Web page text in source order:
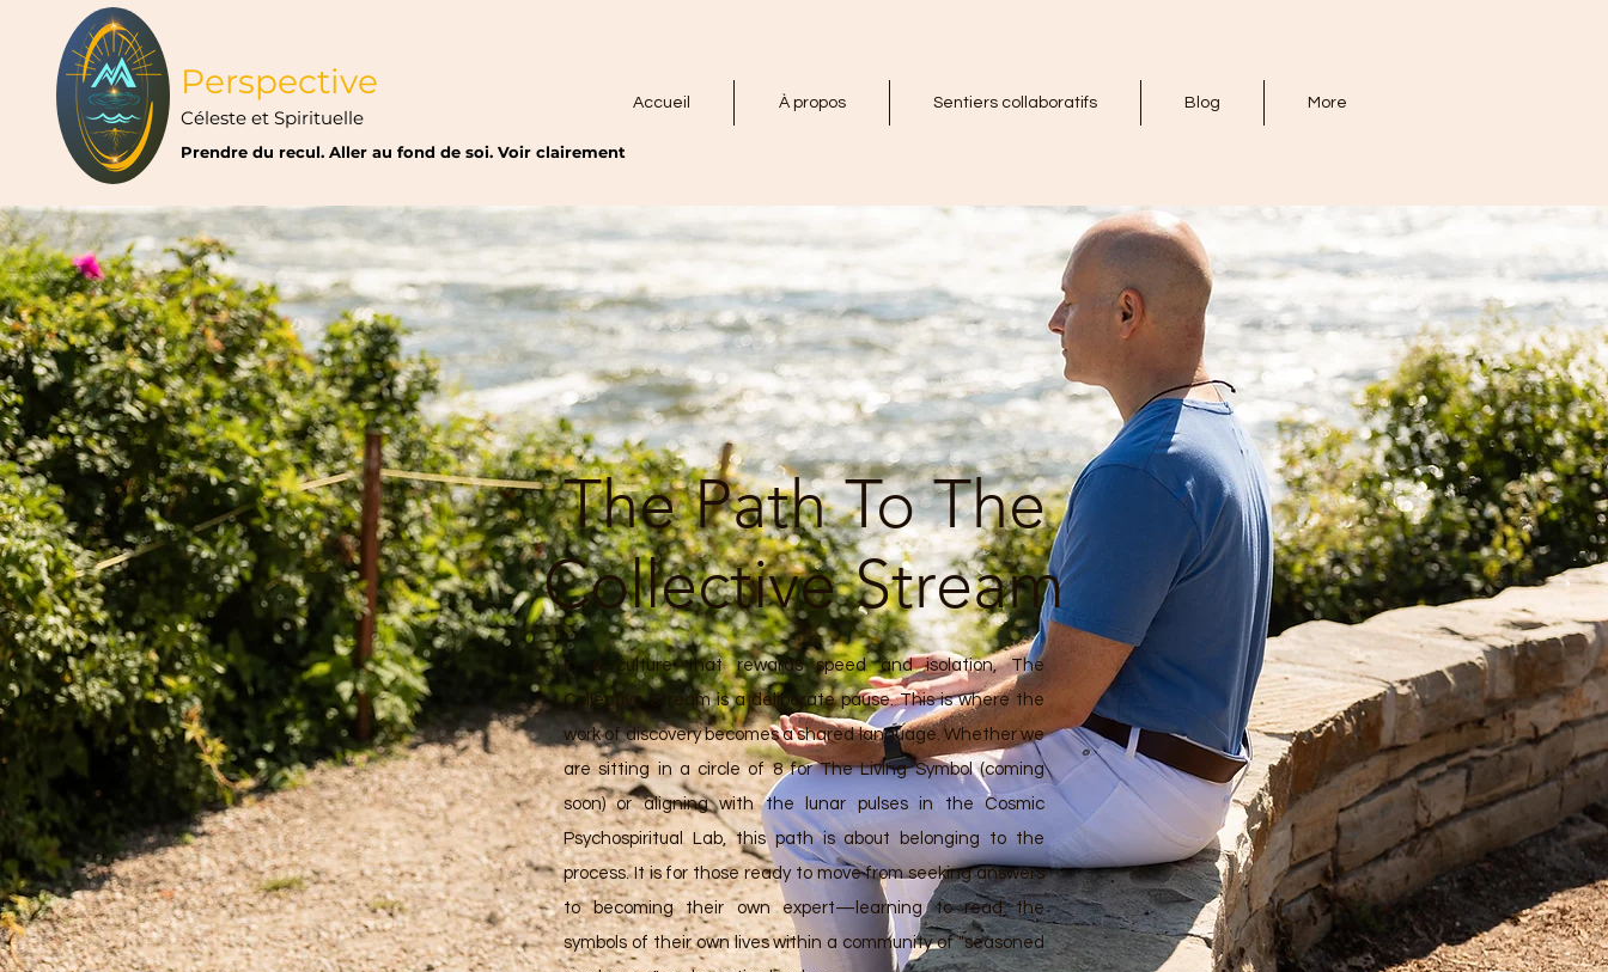
Perspective
Céleste et Spirituelle
Accueil À propos Sentiers collaboratifs Blog More
Prendre du recul. Aller au fond de soi. Voir clairement
The Path To The
Collective Stream
In a culture that rewards speed and isolation, The
Collective Stream is a deliberate pause. This is where the
work of discovery becomes a shared language. Whether we
are sitting in a circle of 8 for The Living Symbol (coming
soon) or aligning with the lunar pulses in the Cosmic
Psychospiritual Lab, this path is about belonging to the
process. It is for those ready to move from seeking answers
to becoming their own expert—learning to read the
symbols of their own lives within a community of "seasoned